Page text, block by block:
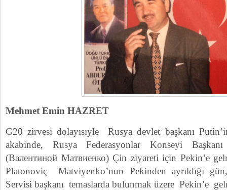
Mehmet Emin HAZRET
G20 zirvesi dolayısıyle Rusya devlet başkanı
akabinde, Rusya Federasyonlar Konseyi
(Валентиной Матвиенко) Çin ziyareti için Pekin’e
Platonoviç Matviyenko’nun Pekinden ayrıldığı
Servisi başkanı temaslarda bulunmak üzere Pekin’e